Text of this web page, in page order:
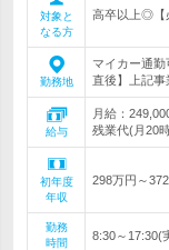
対象と
なる方
高卒以上◎【
勤務地
マイカー通
直後】上記事
給与
月給：
残業代(月20
初年度
年収
298万円～
勤務
時間
8:30～17:30(